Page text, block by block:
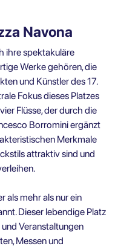
Navona
ihre spektakuläre
Werke gehören, die
und Künstler des 17.
Fokus dieses Platzes
Flüsse, der durch die
Borromini ergänzt
Merkmale
attraktiv sind und
als mehr als nur ein
Dieser lebendige Platz
Veranstaltungen
Messen und